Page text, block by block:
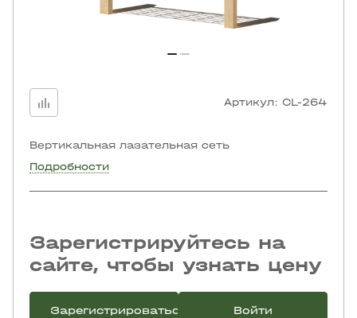
Артикул: CL-264
Вертикальная лазательная сеть
Подробности
Зарегистрируйтесь на
сайте, чтобы узнать цену
Зарегистрироваться Войти